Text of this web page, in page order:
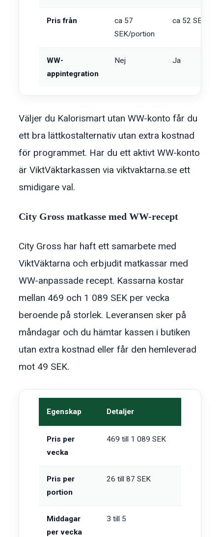
Pris från
ca 57
SEK/portion
ca 52 SEK/
WW-
appintegration
Nej Ja
Väljer du Kalorismart utan WW-konto får du
ett bra lättkostalternativ utan extra kostnad
för programmet. Har du ett aktivt WW-konto
är ViktVäktarkassen via viktvaktarna.se ett
smidigare val.
City Gross matkasse med WW-recept
City Gross har haft ett samarbete med
ViktVäktarna och erbjudit matkassar med
WW-anpassade recept. Kassarna kostar
mellan 469 och 1 089 SEK per vecka
beroende på storlek. Leveransen sker på
måndagar och du hämtar kassen i butiken
utan extra kostnad eller får den hemleverad
mot 49 SEK.
Egenskap Detaljer
Pris per
vecka
469 till 1 089 SEK
Pris per
portion
26 till 87 SEK
Middagar
per vecka
3 till 5